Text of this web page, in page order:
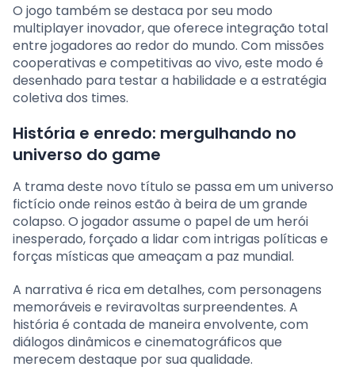
O jogo também se destaca por seu modo
multiplayer inovador, que oferece integração total
entre jogadores ao redor do mundo. Com missões
cooperativas e competitivas ao vivo, este modo é
desenhado para testar a habilidade e a estratégia
coletiva dos times.
História e enredo: mergulhando no
universo do game
A trama deste novo título se passa em um universo
fictício onde reinos estão à beira de um grande
colapso. O jogador assume o papel de um herói
inesperado, forçado a lidar com intrigas políticas e
forças místicas que ameaçam a paz mundial.
A narrativa é rica em detalhes, com personagens
memoráveis e reviravoltas surpreendentes. A
história é contada de maneira envolvente, com
diálogos dinâmicos e cinematográficos que
merecem destaque por sua qualidade.